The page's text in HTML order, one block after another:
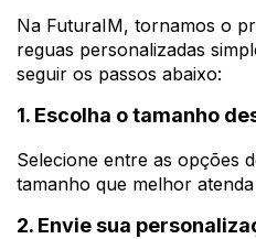
Na FuturaIM, tornamos o
reguas personalizadas
seguir os passos abaixo:
1. Escolha o tamanho
Selecione entre as opções
tamanho que melhor
2. Envie sua